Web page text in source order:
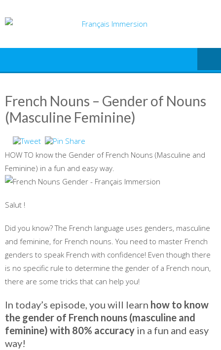
to
French Nouns – Gender of Nouns
(Masculine Feminine)
HOW TO know the Gender of French Nouns (Masculine and
Feminine) in a fun and easy way.
Salut !
Did you know? The French language uses genders, masculine
and feminine, for French nouns. You need to master French
genders to speak French with confidence! Even though there
is no specific rule to determine the gender of a French noun,
there are some tricks that can help you!
In today’s episode, you will learn how to know
the gender of French nouns (masculine and
feminine) with 80% accuracy in a fun and easy
way!